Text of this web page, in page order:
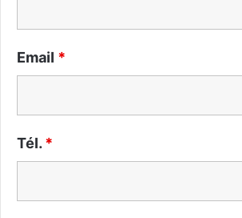
Email *
Tél. *